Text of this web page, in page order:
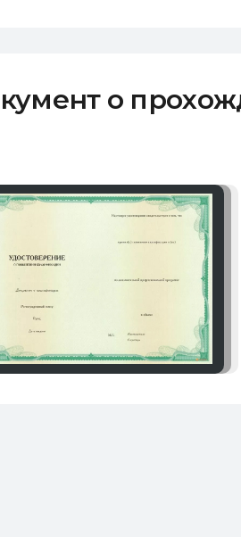
о